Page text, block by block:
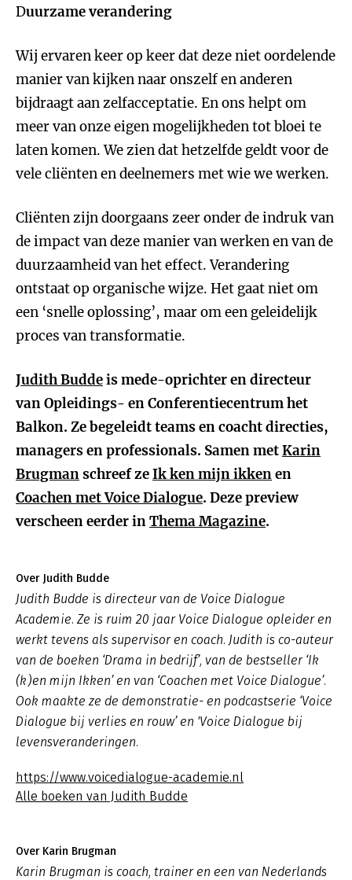
Duurzame verandering
Wij ervaren keer op keer dat deze niet oordelende
manier van kijken naar onszelf en anderen
bijdraagt aan zelfacceptatie. En ons helpt om
meer van onze eigen mogelijkheden tot bloei te
laten komen. We zien dat hetzelfde geldt voor de
vele cliënten en deelnemers met wie we werken.
Cliënten zijn doorgaans zeer onder de indruk van
de impact van deze manier van werken en van de
duurzaamheid van het effect. Verandering
ontstaat op organische wijze. Het gaat niet om
een ‘snelle oplossing’, maar om een geleidelijk
proces van transformatie.
Judith Buddeis mede-oprichter en directeur
van Opleidings- en Conferentiecentrum het
Balkon. Ze begeleidt teams en coacht directies,
managers en professionals. Samen metKarin
Brugmanschreef zeIk ken mijn ikkenen
Coachen met Voice Dialogue. Deze preview
verscheen eerder inThema Magazine.
Over Judith Budde
Judith Budde is directeur van de Voice Dialogue
Academie. Ze is ruim 20 jaar Voice Dialogue opleider en
werkt tevens als supervisor en coach. Judith is co-auteur
van de boeken ‘Drama in bedrijf’, van de bestseller ‘Ik
(k)en mijn Ikken’ en van ‘Coachen met Voice Dialogue’.
Ook maakte ze de demonstratie- en podcastserie ‘Voice
Dialogue bij verlies en rouw’ en 'Voice Dialogue bij
levensveranderingen.
https://www.voicedialogue-academie.nl
Alle boeken van Judith Budde
Over Karin Brugman
Karin Brugman is coach, trainer en een van Nederlands